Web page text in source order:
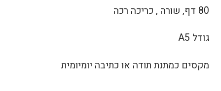
80 דף, שורה , כריכה רכה
גודל A5
מקסים כמתנת תודה או כתיבה יומיומית